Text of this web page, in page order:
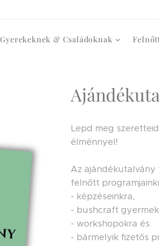
Gyerekeknek & Családoknak
Lepd meg
élménnyel!
Az
felnőtt
- képzéseinkra,
- bushcraft
- workshopokra és
- bármelyik fizetős